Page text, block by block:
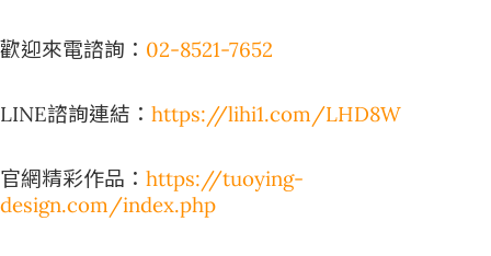
歡迎來電諮詢： 02-8521-7652
LINE諮詢連結： https://lihi1.com/LHD8W
官網精彩作品： https://tuoying-
design.com/index.php